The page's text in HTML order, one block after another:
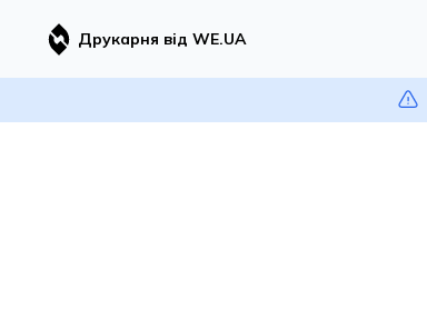
Друкарня від WE.UA